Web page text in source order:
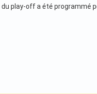
play-off a été programmé